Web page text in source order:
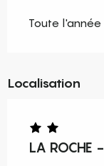
Toute
Localisation
LA ROCHE -